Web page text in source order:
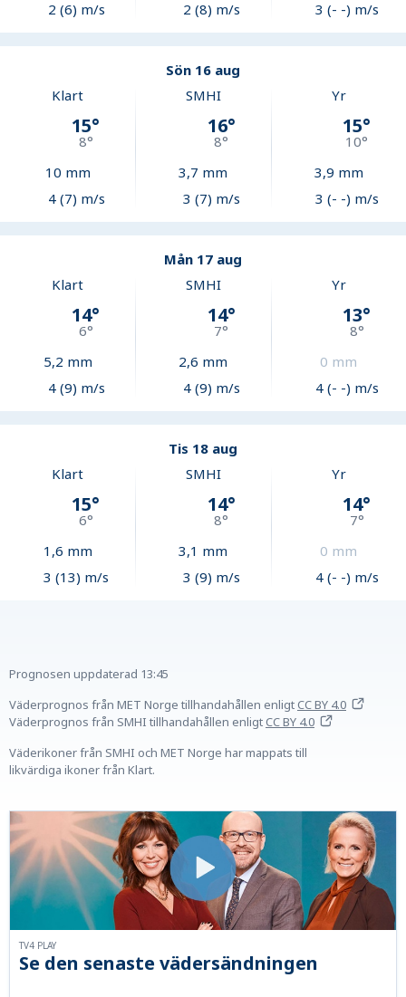
2 (6) m/s
2 (8) m/s
3 (- -) m/s
Sön 16 aug
Klart
15°
8°
10 mm
4 (7) m/s
SMHI
16°
8°
3,7 mm
3 (7) m/s
Yr
15°
10°
3,9 mm
3 (- -) m/s
Mån 17 aug
Klart
14°
6°
5,2 mm
4 (9) m/s
SMHI
14°
7°
2,6 mm
4 (9) m/s
Yr
13°
8°
0 mm
4 (- -) m/s
Tis 18 aug
Klart
15°
6°
1,6 mm
3 (13) m/s
SMHI
14°
8°
3,1 mm
3 (9) m/s
Yr
14°
7°
0 mm
4 (- -) m/s
Prognosen uppdaterad 13:45
Väderprognos från MET Norge tillhandahållen enligtCC BY 4.0
Väderprognos från SMHI tillhandahållen enligtCC BY 4.0
Väderikoner från SMHI och MET Norge har mappats till
likvärdiga ikoner från Klart.
Se den senaste vädersändningen
TV4 PLAY